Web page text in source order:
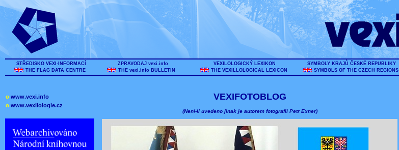
STŘEDISKO VEXI-INFORMACÍ
THE FLAG DATA CENTRE
ZPRAVODAJ vexi.info
THE vexi.info BULLETIN
VEXILOLOGICKÝ LEXIKON
THE VEXILLOLOGICAL LEXICON
SYMBOLY KRAJŮ ČESKÉ REPUBLIKY
SYMBOLS OF THE CZECH REGIONS
o www.vexi.info
o www.vexilologie.cz
VEXIFOTOBLOG
(Není-li uvedeno jinak je autorem fotografií Petr Exner)